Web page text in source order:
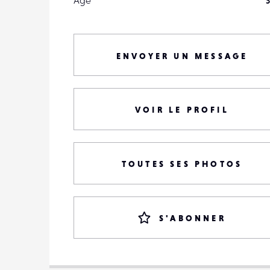
ENVOYER UN MESSAGE
VOIR LE PROFIL
TOUTES SES PHOTOS
S'ABONNER